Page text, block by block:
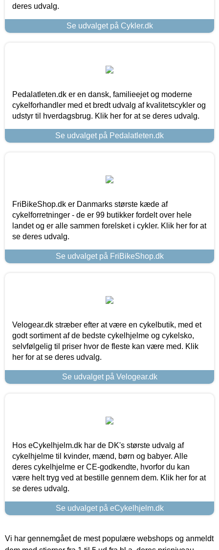
deres udvalg.
Se udvalget på Cykler.dk
Pedalatleten.dk er en dansk, familieejet og moderne
cykelforhandler med et bredt udvalg af kvalitetscykler og
udstyr til hverdagsbrug. Klik her for at se deres udvalg.
Se udvalget på Pedalatleten.dk
FriBikeShop.dk er Danmarks største kæde af
cykelforretninger - de er 99 butikker fordelt over hele
landet og er alle sammen forelsket i cykler. Klik her for at
se deres udvalg.
Se udvalget på FriBikeShop.dk
Velogear.dk stræber efter at være en cykelbutik, med et
godt sortiment af de bedste cykelhjelme og cykelsko,
selvfølgelig til priser hvor de fleste kan være med. Klik
her for at se deres udvalg.
Se udvalget på Velogear.dk
Hos eCykelhjelm.dk har de DK's største udvalg af
cykelhjelme til kvinder, mænd, børn og babyer. Alle
deres cykelhjelme er CE-godkendte, hvorfor du kan
være helt tryg ved at bestille gennem dem. Klik her for at
se deres udvalg.
Se udvalget på eCykelhjelm.dk
Vi har gennemgået de mest populære webshops og anmeldt